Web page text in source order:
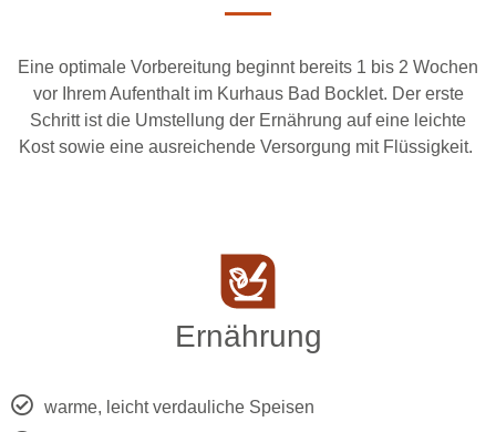
Eine optimale Vorbereitung beginnt bereits 1 bis 2 Wochen
vor Ihrem Aufenthalt im Kurhaus Bad Bocklet. Der erste
Schritt ist die Umstellung der Ernährung auf eine leichte
Kost sowie eine ausreichende Versorgung mit Flüssigkeit.
Ernährung
warme, leicht verdauliche Speisen